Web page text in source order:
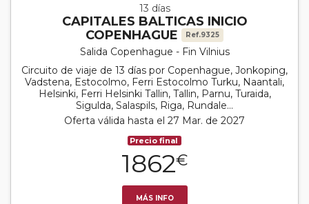
13 días
CAPITALES BALTICAS INICIO
COPENHAGUE
Ref.9325
Salida Copenhague - Fin Vilnius
Circuito de viaje de 13 días por Copenhague, Jonkoping,
Vadstena, Estocolmo, Ferri Estocolmo Turku, Naantali,
Helsinki, Ferri Helsinki Tallin, Tallin, Parnu, Turaida,
Sigulda, Salaspils, Riga, Rundale...
Oferta válida hasta el 27 Mar. de 2027
Precio final
1862€
MÁS INFO